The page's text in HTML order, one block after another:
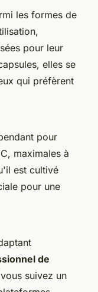
les formes de
pour leur
elles se
qui préfèrent
pour
maximales à
est cultivé
pour une
de
suivez un